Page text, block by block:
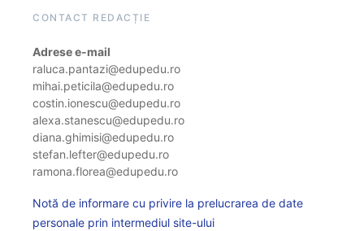
CONTACT REDACȚIE
Adrese e-mail
raluca.pantazi@edupedu.ro
mihai.peticila@edupedu.ro
costin.ionescu@edupedu.ro
alexa.stanescu@edupedu.ro
diana.ghimisi@edupedu.ro
stefan.lefter@edupedu.ro
ramona.florea@edupedu.ro
Notă de informare cu privire la prelucrarea de date
personale prin intermediul site-ului